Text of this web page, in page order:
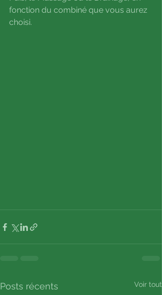
fonction du combiné que vous aurez
choisi.
Posts récents Voir tout